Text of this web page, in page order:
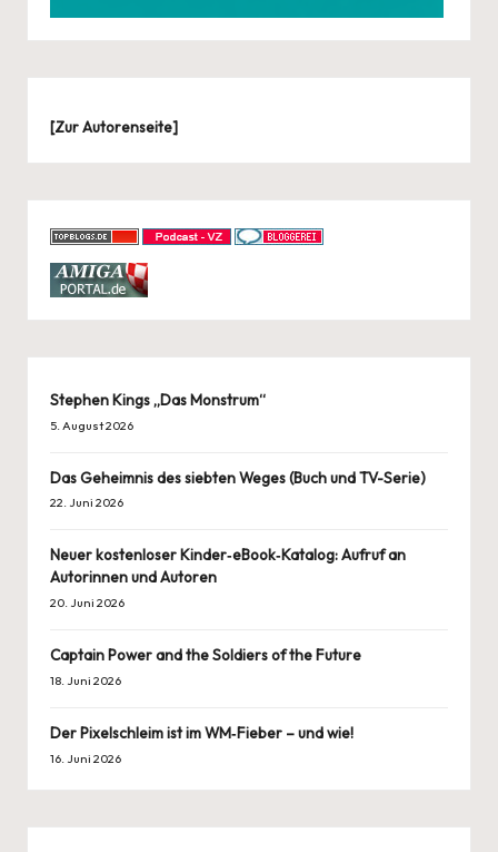
[Zur Autorenseite]
Stephen Kings „Das Monstrum“
5. August 2026
Das Geheimnis des siebten Weges (Buch und TV-Serie)
22. Juni 2026
Neuer kostenloser Kinder‑eBook‑Katalog: Aufruf an
Autorinnen und Autoren
20. Juni 2026
Captain Power and the Soldiers of the Future
18. Juni 2026
Der Pixelschleim ist im WM‑Fieber – und wie!
16. Juni 2026